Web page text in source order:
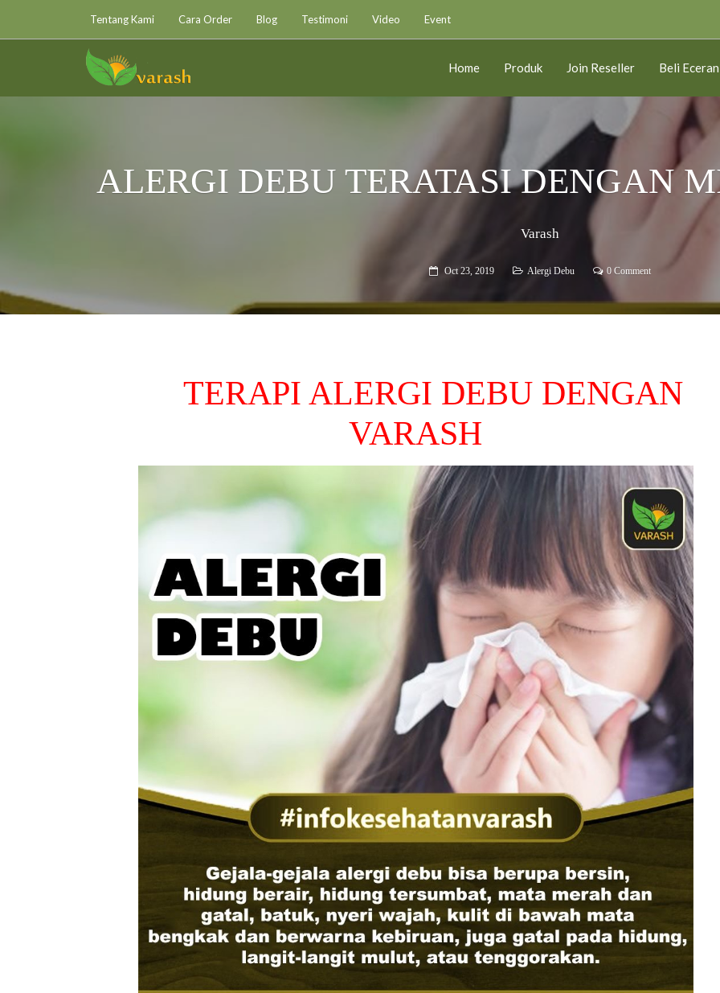
Tentang Kami Cara Order Blog Testimoni Video Event
Home Produk Join Reseller Beli
ALERGI DEBU TERATASI DENGAN
Varash
Oct 23, 2019 Alergi Debu 0 Comment
TERAPI ALERGI DEBU DENGAN
VARASH